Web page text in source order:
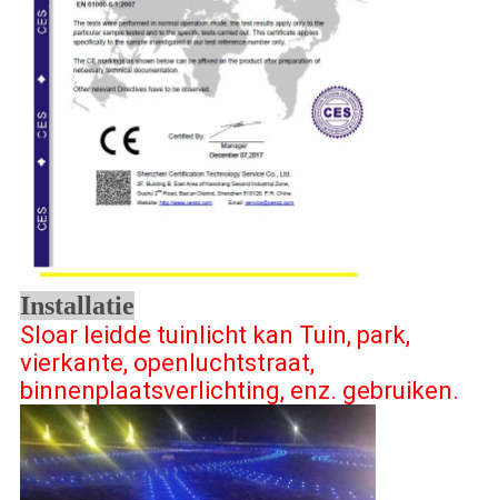
Installatie
Sloar leidde tuinlicht kan Tuin, park,
vierkante, openluchtstraat,
binnenplaatsverlichting, enz. gebruiken.